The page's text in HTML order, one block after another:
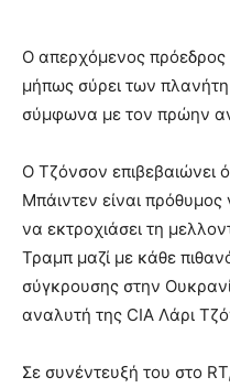
Ο απερχόμενος
μήπως σύρει των
σύμφωνα με τον πρώην
Ο Τζόνσον επιβεβαιώνει
Μπάιντεν είναι
να εκτροχιάσει τη
Τραμπ μαζί με κάθε
σύγκρουσης στην
αναλυτή της CIA Λάρι
Σε συνέντευξή του στο